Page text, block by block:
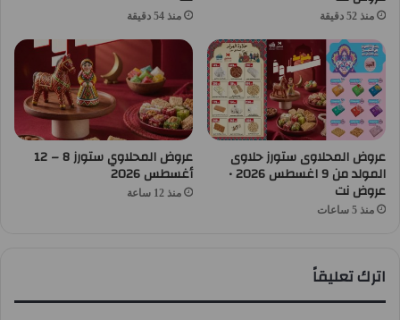
منذ 52 دقيقة منذ 54 دقيقة
عروض المحلاوى ستورز حلاوى
المولد من 9 اغسطس 2026 •
عروض نت
منذ 5 ساعات
عروض المحلاوي ستورز 8 – 12
أغسطس 2026
منذ 12 ساعة
اترك تعليقاً